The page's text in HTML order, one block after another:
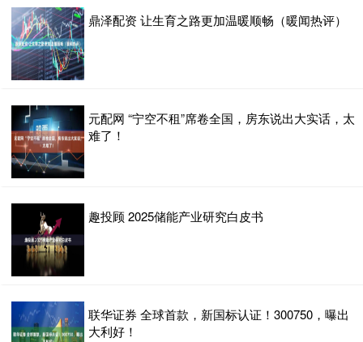
鼎泽配资 让生育之路更加温暖顺畅（暖闻热评）
元配网 “宁空不租”席卷全国，房东说出大实话，太
难了！
趣投顾 2025储能产业研究白皮书
联华证券 全球首款，新国标认证！300750，曝出
大利好！